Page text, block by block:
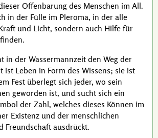
Offenbarung des Menschen im All.
in der Fülle im Pleroma, in der alle
und Licht, sondern auch Hilfe für
in der Wassermannzeit den Weg der
ist Leben in Form des Wissens; sie ist
Fest überlegt sich jeder, wo sein
geworden ist, und sucht sich ein
der Zahl, welches dieses Können im
Existenz und der menschlichen
Freundschaft ausdrückt.